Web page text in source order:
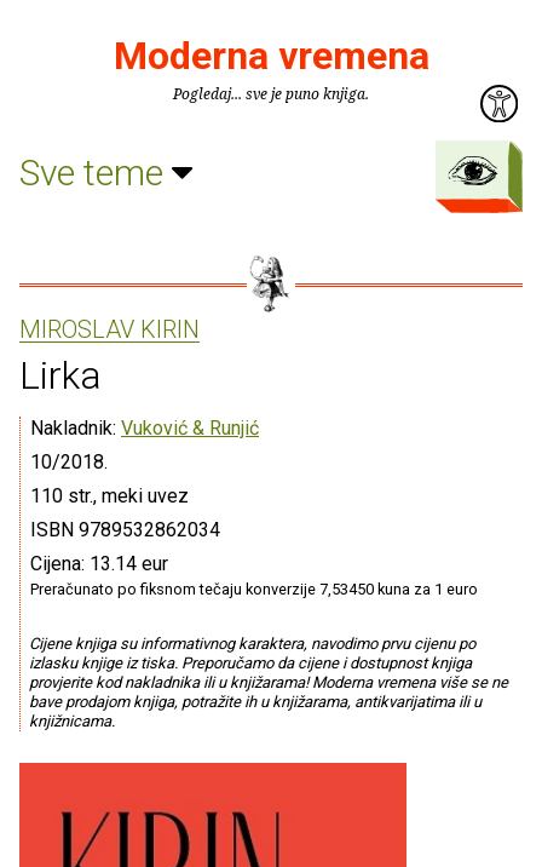
Moderna vremena
Pogledaj... sve je puno knjiga.
Sve teme
MIROSLAV KIRIN
Lirka
Nakladnik: Vuković & Runjić
10/2018.
110 str., meki uvez
ISBN 9789532862034
Cijena: 13.14 eur
Preračunato po fiksnom tečaju konverzije 7,53450 kuna za 1 euro
Cijene knjiga su informativnog karaktera, navodimo prvu cijenu po
izlasku knjige iz tiska. Preporučamo da cijene i dostupnost knjiga
provjerite kod nakladnika ili u knjižarama! Moderna vremena više se ne
bave prodajom knjiga, potražite ih u knjižarama, antikvarijatima ili u
knjižnicama.